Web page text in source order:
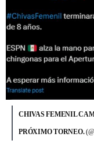
CHIVAS FEMENIL
PRÓXIMO TORNEO.